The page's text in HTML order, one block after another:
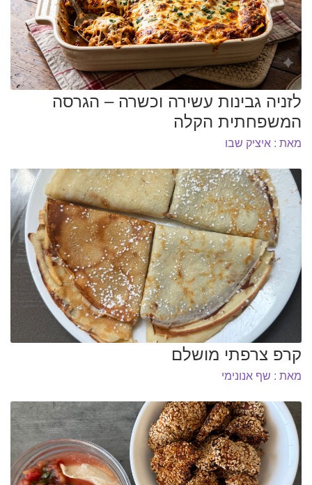
המותגים שלנו
חגים
מתנות לחנוכת בית
מתנות למטבח
מתכונים שלכם
מאמרים
עגלת קניות
תשלום
לזניה גבינות עשירה וכשרה – הגרסה
המשפחתית הקלה
מאת : איציק שבו
קרפ צרפתי מושלם
מאת : שף אנונימי